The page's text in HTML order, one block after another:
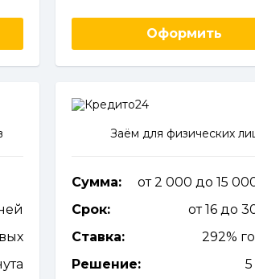
Оформить
Заём для физических
Сумма:
от 2 000 до 15
Срок:
от 16 до
Ставка:
292%
Решение: